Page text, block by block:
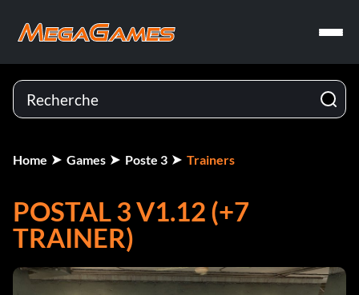
Home Games Poste 3 Trainers
POSTAL 3 V1.12 (+7
TRAINER)